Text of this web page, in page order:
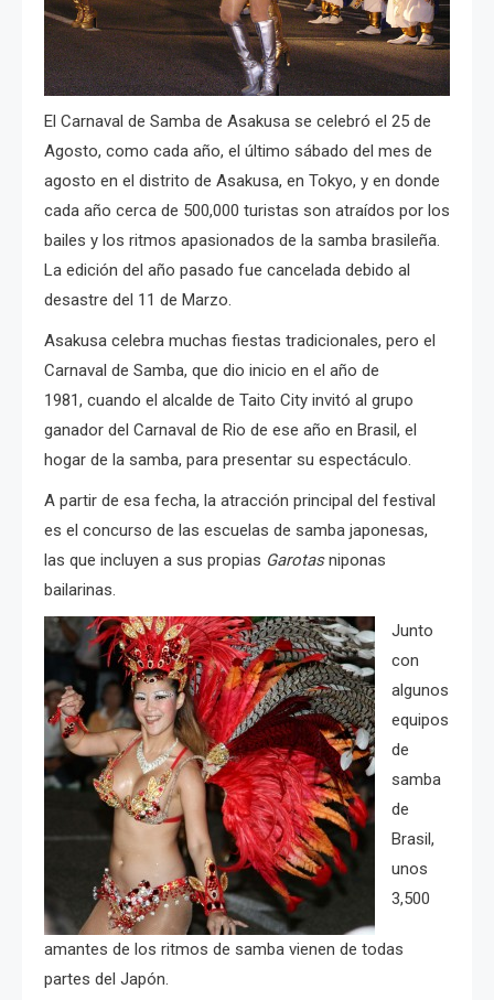
El Carnaval de Samba de Asakusa se celebró el 25 de
Agosto, como cada año, el último sábado del mes de
agosto en el distrito de Asakusa, en Tokyo, y en donde
cada año cerca de 500,000 turistas son atraídos por los
bailes y los ritmos apasionados de la samba brasileña.
La edición del año pasado fue cancelada debido al
desastre del 11 de Marzo.
Asakusa celebra muchas fiestas tradicionales, pero el
Carnaval de Samba, que dio inicio en el año de
1981, cuando el alcalde de Taito City invitó al grupo
ganador del Carnaval de Rio de ese año en Brasil, el
hogar de la samba, para presentar su espectáculo.
A partir de esa fecha, la atracción principal del festival
es el concurso de las escuelas de samba japonesas,
las que incluyen a sus propias Garotasniponas
bailarinas.
Junto
con
algunos
equipos
de
samba
de
Brasil,
unos
3,500
amantes de los ritmos de samba vienen de todas
partes del Japón.